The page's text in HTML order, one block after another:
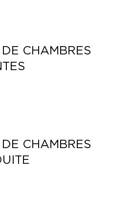
CHAMBRES
CHAMBRES